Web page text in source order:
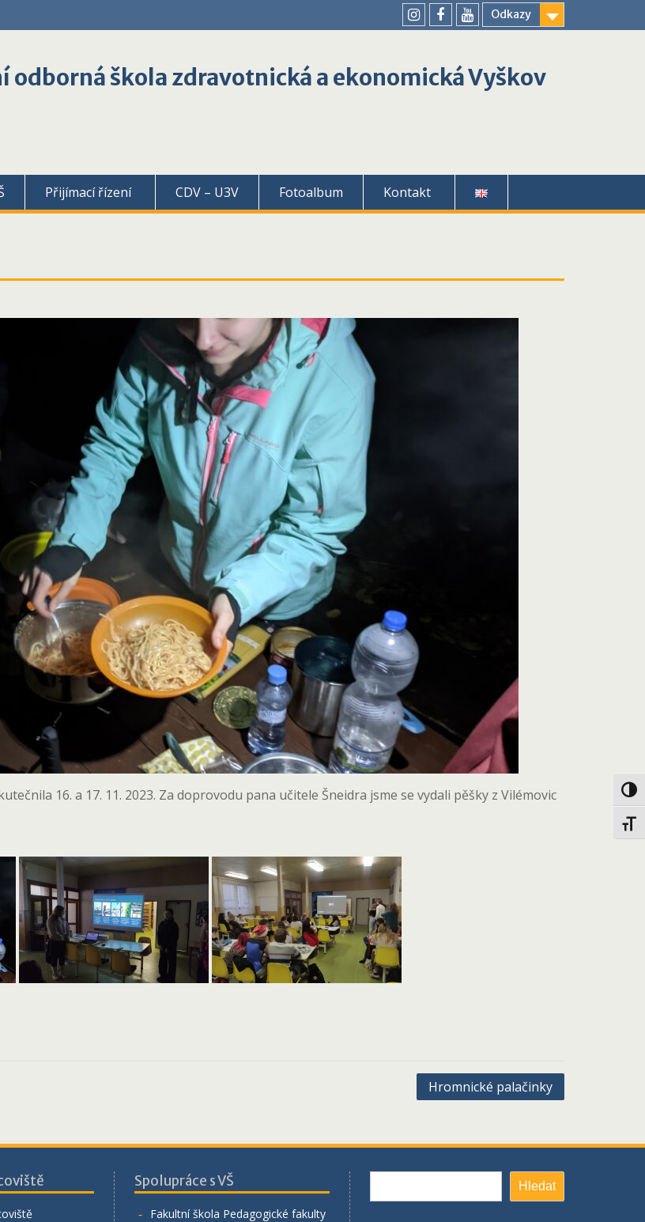
Odkazy
youtube
odborná škola zdravotnická a ekonomická Vyškov
Přijímací řízení CDV – U3V Fotoalbum Kontakt
16. a 17. 11. 2023. Za doprovodu pana učitele Šneidra jsme se vydali pěšky z Vilémovic
Hromnické palačinky
Spolupráce s VŠ
Fakultní škola Pedagogické fakulty
Hledat